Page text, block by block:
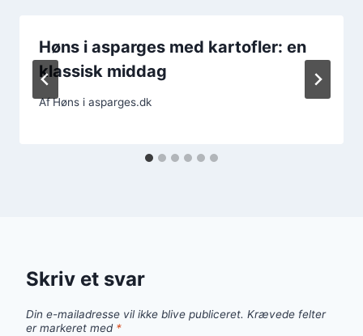
Høns i asparges med kartofler: en
klassisk middag
AfHøns i asparges.dk
Skriv et svar
Din e-mailadresse vil ikke blive publiceret. Krævede felter
er markeret med *